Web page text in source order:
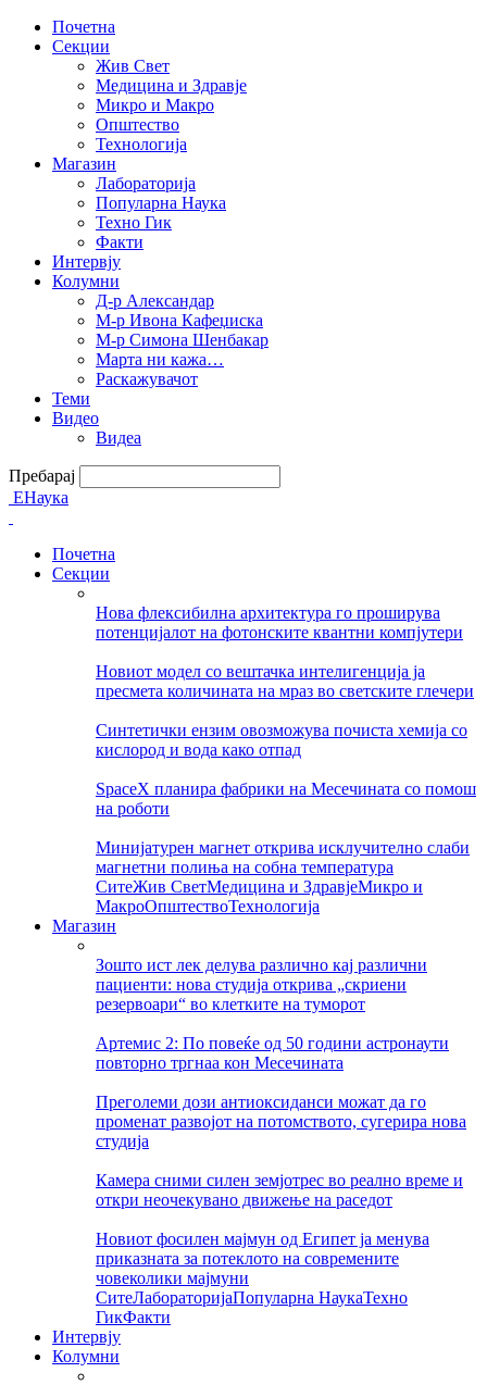
Почетна
Секции
Жив Свет
Медицина и Здравје
Микро и Макро
Општество
Технологија
Магазин
Лабораторија
Популарна Наука
Техно Гик
Факти
Интервју
Колумни
Д-р Александар
М-р Ивона Кафеџиска
М-р Симона Шенбакар
Марта ни кажа…
Раскажувачот
Теми
Видео
Видеа
Пребарај
ЕНаука
Почетна
Секции
Нова флексибилна архитектура го проширува
потенцијалот на фотонските квантни компјутери
Новиот модел со вештачка интелигенција ја
пресмета количината на мраз во светските глечери
Синтетички ензим овозможува почиста хемија со
кислород и вода како отпад
SpaceX планира фабрики на Месечината со помош
на роботи
Минијатурен магнет открива исклучително слаби
магнетни полиња на собна температура
СитеЖив СветМедицина и ЗдравјеМикро и
МакроОпштествоТехнологија
Магазин
Зошто ист лек делува различно кај различни
пациенти: нова студија открива „скриени
резервоари“ во клетките на туморот
Артемис 2: По повеќе од 50 години астронаути
повторно тргнаа кон Месечината
Преголеми дози антиоксиданси можат да го
променат развојот на потомството, сугерира нова
студија
Камера сними силен земјотрес во реално време и
откри неочекувано движење на раседот
Новиот фосилен мајмун од Египет ја менува
приказната за потеклото на современите
човеколики мајмуни
СитеЛабораторијаПопуларна НаукаТехно
ГикФакти
Интервју
Колумни